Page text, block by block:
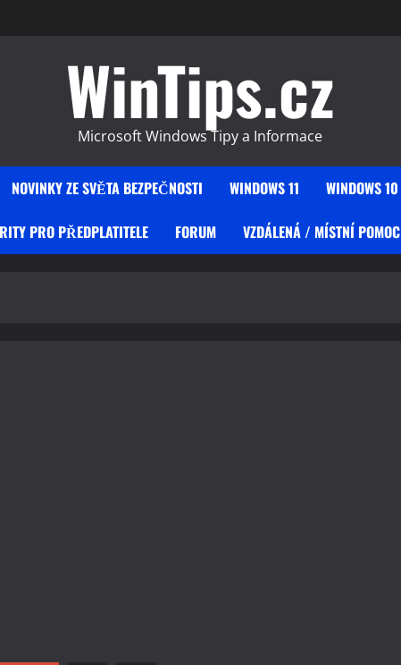
WinTips.cz
Microsoft Windows Tipy a Informace
NOVINKY ZE SVĚTA BEZPEČNOSTI WINDOWS 11 WINDOWS 10
PRO PŘEDPLATITELE FORUM VZDÁLENÁ / MÍSTNÍ POMOC